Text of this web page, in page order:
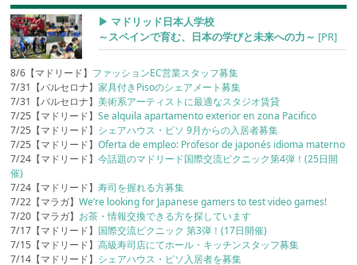
▶︎ マドリッド日本人学校
～スペインで育む、日本の学びと未来への力～ [PR]
8/6【マドリード】 ファッションEC営業スタッフ募集
7/31【バルセロナ】家具付きPisoのシェアメート募集
7/31【バルセロナ】美術系アーティストに最適なスタジオ賃貸
7/25【マドリード】Se alquila apartamento exterior en zona Pacifico
7/25【マドリード】 シェアハウス・ピソ 9月からの入居者募集
7/25【マドリード】Oferta de empleo: Profesor de japonés idioma materno
7/24【マドリード】今話題のマドリード国際交流ピクニック第4弾！(25日開
催)
7/24【マドリード】寿司を握れる方募集
7/22【マラガ】We’re looking for Japanese gamers to test video games!
7/20【マラガ】 お茶・情報交換できる方を探しています
7/17【マドリード】 国際交流ピクニック 第3弾！(17日開催)
7/15【マドリード】高級寿司店にてホール・キッチンスタッフ募集
7/14【マドリード】 シェアハウス・ピソ入居者を募集